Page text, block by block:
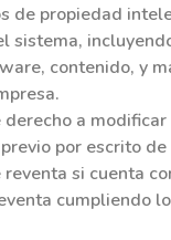
de propiedad
sistema,
contenido, y
derecho a
por escrito
si cuenta
cumpliendo